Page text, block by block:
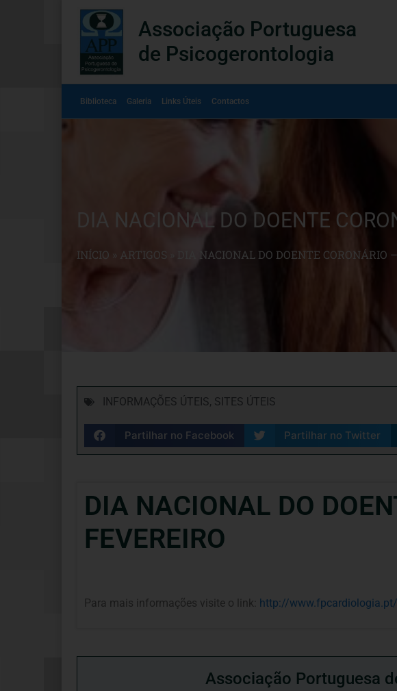
Associação Portuguesa
de Psicogerontologia
Biblioteca Galeria Links Úteis Contactos
DIA NACIONAL DO DOENTE
INÍCIO » ARTIGOS DIA NACIONAL DO DOENTE CORONÁRIO
INFORMAÇÕES ÚTEIS, SITES ÚTEIS
Partilhar no Facebook Partilhar no Twitter
DIA NACIONAL DO
FEVEREIRO
Para mais informações visite o link: http://www.fpcardiologia.pt/
Associação Portuguesa